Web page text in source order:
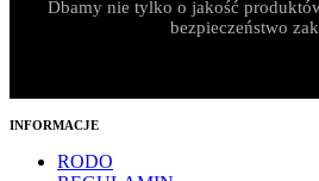
Dbamy nie tylko o jakość
bezpieczeństwo
INFORMACJE
RODO